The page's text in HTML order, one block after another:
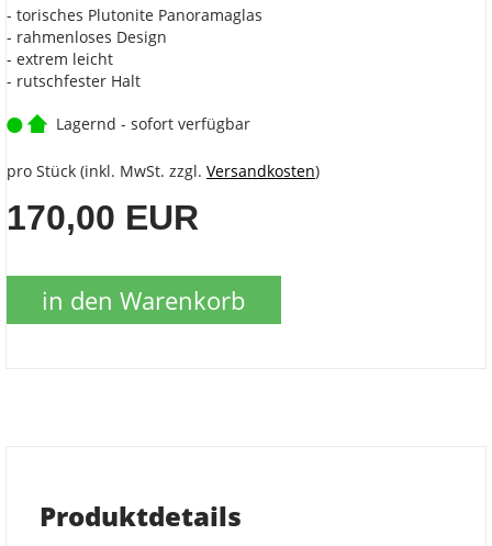
- torisches Plutonite Panoramaglas
- rahmenloses Design
- extrem leicht
- rutschfester Halt
Lagernd - sofort verfügbar
pro Stück (inkl. MwSt. zzgl. Versandkosten)
170,00 EUR
in den Warenkorb
Produktdetails